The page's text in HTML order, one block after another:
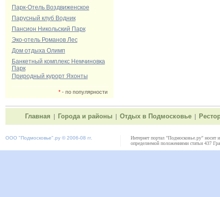
Парк-Отель Воздвиженское
Парусный клуб Водник
Пансион Никольский Парк
Эко-отель Романов Лес
Дом отдыха Олимп
Банкетный комплекс Немчиновка
Парк
Природный курорт Яхонты
*- по популярности
Главная Города и районы Отдых в Подмосковье
ООО "Подмосковье" .ру © 2006-08 гг.
Интернет портал "Подмосковье.ру" носит
определяемой положениями статьи 437